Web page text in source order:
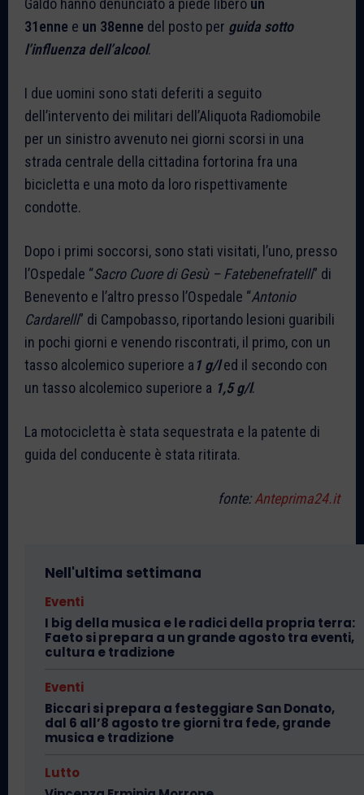
Galdo hanno denunciato a piede libero un
31enne e un 38enne del posto per guida sotto
l’influenza dell’alcool.
I due uomini sono stati deferiti a seguito
dell’intervento dei militari dell’Aliquota Radiomobile
per un sinistro avvenuto nei giorni scorsi in una
strada centrale della cittadina fortorina fra una
bicicletta e una moto da loro rispettivamente
condotte.
Dopo i primi soccorsi, sono stati visitati, l’uno, presso
l’Ospedale “Sacro Cuore di Gesù – Fatebenefratelli” di
Benevento e l’altro presso l’Ospedale “Antonio
Cardarelli” di Campobasso, riportando lesioni guaribili
in pochi giorni e venendo riscontrati, il primo, con un
tasso alcolemico superiore a 1 g/led il secondo con
un tasso alcolemico superiore a 1,5 g/l.
La motocicletta è stata sequestrata e la patente di
guida del conducente è stata ritirata.
fonte:Anteprima24.it
Nell'ultima settimana
Eventi
I big della musica e le radici della propria terra:
Faeto si prepara a un grande agosto tra eventi,
cultura e tradizione
Eventi
Biccari si prepara a festeggiare San Donato,
dal 6 all’8 agosto tre giorni tra fede, grande
musica e tradizione
Lutto